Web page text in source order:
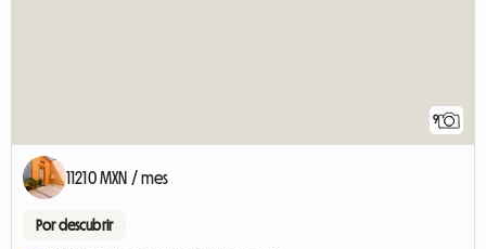
9
11210 MXN / mes
Por descubrir